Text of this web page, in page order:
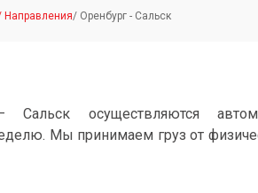
Направления/ Оренбург - Сальск
Сальск осуществляются
Мы принимаем груз от